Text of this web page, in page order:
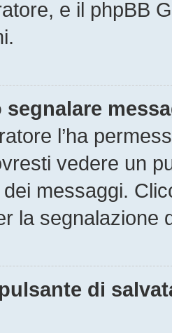
e il phpBB
segnalare
l’ha
vedere un
messaggi.
la segnalazione
di